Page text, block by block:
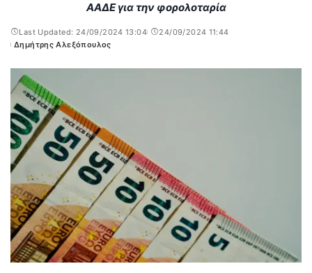
ΑΑΔΕ για την φορολοταρία
Last Updated: 24/09/2024 13:04
24/09/2024 11:44
Posted
Δημήτρης Αλεξόπουλος